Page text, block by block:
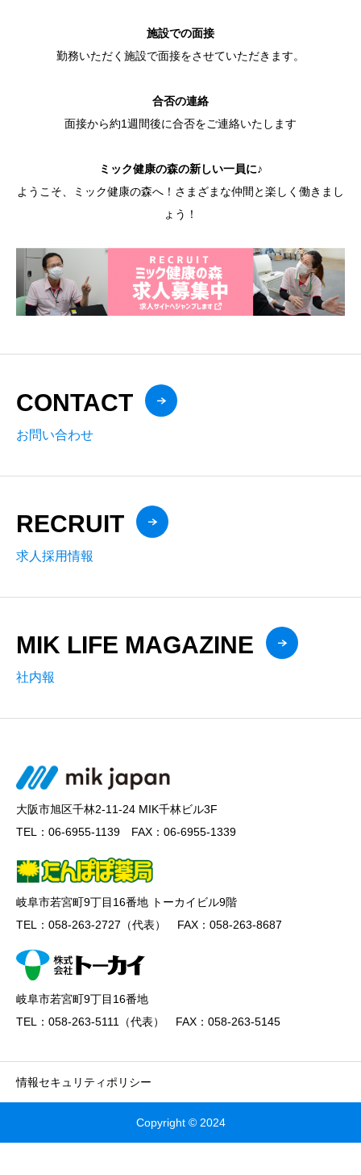
施設での面接
勤務いただく施設で面接をさせていただきます。
合否の連絡
面接から約1週間後に合否をご連絡いたします
ミック健康の森の新しい一員に♪
ようこそ、ミック健康の森へ！さまざまな仲間と楽しく働きまし
ょう！
CONTACT
お問い合わせ
RECRUIT
求人採用情報
MIK LIFE MAGAZINE
社内報
大阪市旭区千林2-11-24 MIK千林ビル3F
TEL：06-6955-1139 FAX：06-6955-1339
岐阜市若宮町9丁目16番地 トーカイビル9階
TEL：058-263-2727（代表） FAX：058-263-8687
岐阜市若宮町9丁目16番地
TEL：058-263-5111（代表） FAX：058-263-5145
情報セキュリティポリシー
Copyright © 2024